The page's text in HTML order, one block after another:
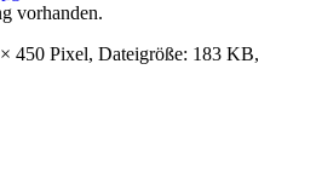
vorhanden.
450 Pixel, Dateigröße: 183 KB,